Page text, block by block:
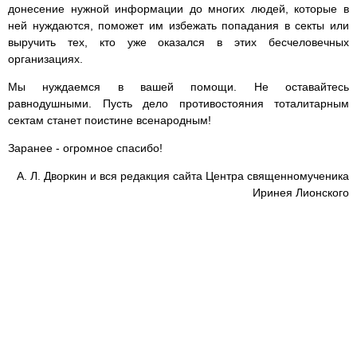
донесение нужной информации до многих людей, которые в
ней нуждаются, поможет им избежать попадания в секты или
выручить тех, кто уже оказался в этих бесчеловечных
организациях.
Мы нуждаемся в вашей помощи. Не оставайтесь
равнодушными. Пусть дело противостояния тоталитарным
сектам станет поистине всенародным!
Заранее - огромное спасибо!
А. Л. Дворкин и вся редакция сайта Центра священномученика
Иринея Лионского